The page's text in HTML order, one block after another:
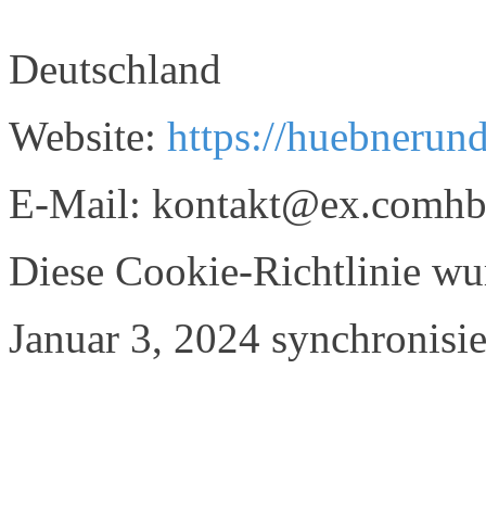
Deutschland
Website: https://
E-Mail: kontakt@ex.com
Diese Cookie-Richtlinie
Januar 3, 2024